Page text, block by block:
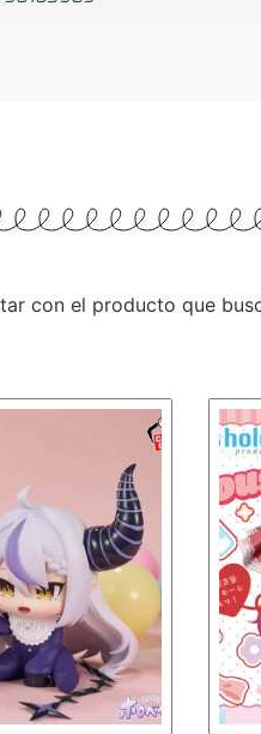
con el producto que